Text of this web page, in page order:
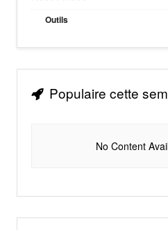
Outils
Populaire cette
No Content